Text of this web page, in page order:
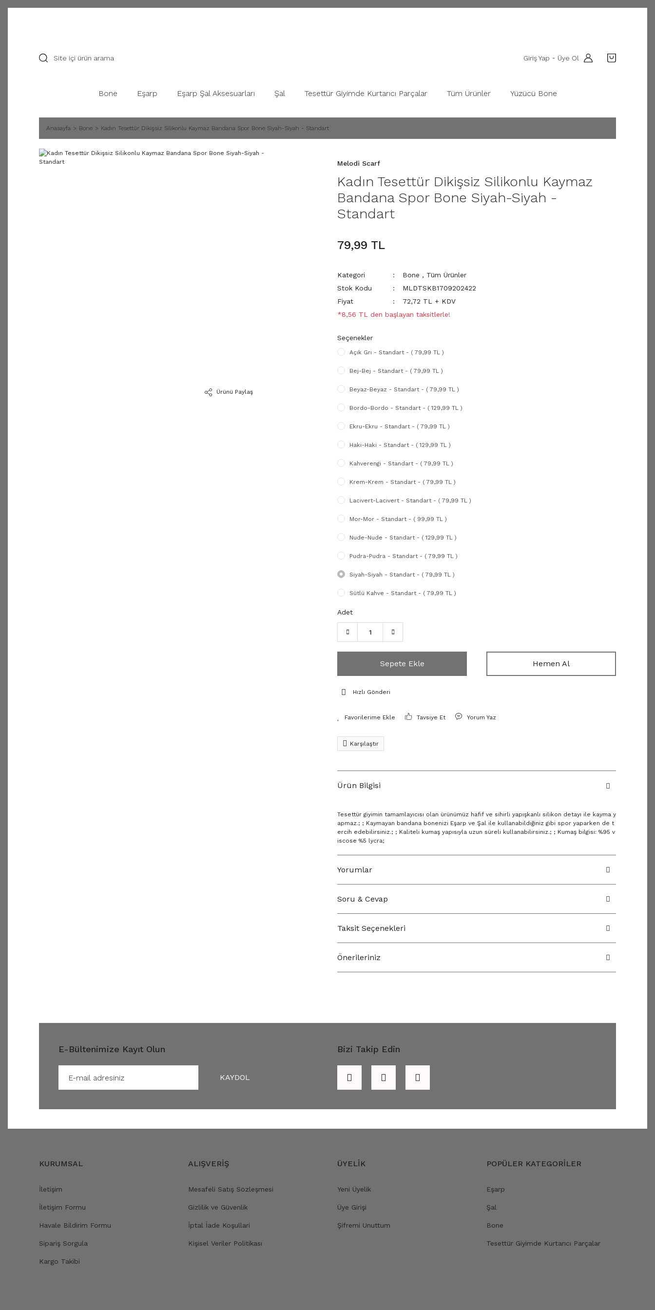
Giriş Yap - Üye Ol
Bone Eşarp Eşarp Şal Aksesuarları Şal Tesettür Giyimde Kurtarıcı Parçalar Tüm Ürünler Yüzücü Bone
Anasayfa Bone Kadın Tesettür Dikişsiz Silikonlu Kaymaz Bandana Spor Bone Siyah-Siyah - Standart
Ürünü Paylaş
Melodi Scarf
Kadın Tesettür Dikişsiz Silikonlu Kaymaz
Bandana Spor Bone Siyah-Siyah -
Standart
79,99 TL
Kategori Bone , Tüm Ürünler
Stok Kodu
MLDTSKB1709202422
Fiyat
72,72 TL + KDV
*8,56 TL den başlayan taksitlerle!
Seçenekler
Açık Gri - Standart - ( 79,99 TL )
Bej-Bej - Standart - ( 79,99 TL )
Beyaz-Beyaz - Standart - ( 79,99 TL )
Bordo-Bordo - Standart - ( 129,99 TL )
Ekru-Ekru - Standart - ( 79,99 TL )
Haki-Haki - Standart - ( 129,99 TL )
Kahverengi - Standart - ( 79,99 TL )
Krem-Krem - Standart - ( 79,99 TL )
Lacivert-Lacivert - Standart - ( 79,99 TL )
Mor-Mor - Standart - ( 99,99 TL )
Nude-Nude - Standart - ( 129,99 TL )
Pudra-Pudra - Standart - ( 79,99 TL )
Siyah-Siyah - Standart - ( 79,99 TL )
Sütlü Kahve - Standart - ( 79,99 TL )
Adet
Sepete Ekle Hemen Al
Hızlı Gönderi
Tavsiye Et Yorum Yaz
Karşılaştır
Ürün Bilgisi
Tesettür giyimin tamamlayıcısı olan ürünümüz hafif ve sihirli yapışkanlı silikon detayı ile kayma y
apmaz.; ; Kaymayan bandana bonenizi Eşarp ve Şal ile kullanabildiğiniz gibi spor yaparken de t
ercih edebilirsiniz.; ; Kaliteli kumaş yapısıyla uzun süreli kullanabilirsiniz.; ; Kumaş bilgisi: %95 v
iscose %5 lycra;
Yorumlar
Soru & Cevap
Taksit Seçenekleri
Önerileriniz
E-Bültenimize Kayıt Olun
KAYDOL
Bizi Takip Edin
KURUMSAL
İletişim
İletişim Formu
Havale Bildirim Formu
Sipariş Sorgula
Kargo Takibi
ALIŞVERİŞ
Mesafeli Satış Sözleşmesi
Gizlilik ve Güvenlik
İptal İade Koşullari
Kişisel Veriler Politikası
ÜYELİK
Yeni Üyelik
Üye Girişi
Şifremi Unuttum
POPÜLER KATEGORİLER
Eşarp
Şal
Bone
Tesettür Giyimde Kurtarıcı Parçalar